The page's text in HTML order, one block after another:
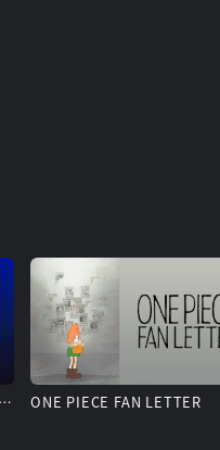
『ONE PIECE』魚人島編 ONE PIECE FAN LETTER